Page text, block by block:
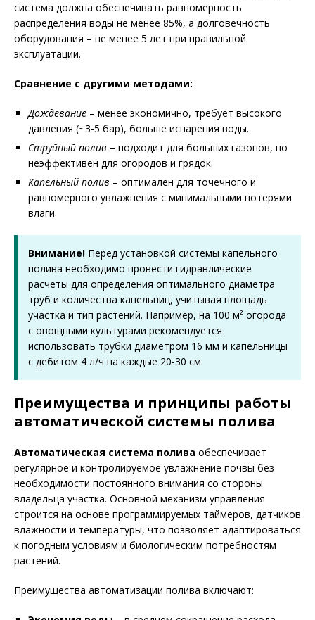
система должна обеспечивать равномерность
распределения воды не менее 85%, а долговечность
оборудования – не менее 5 лет при правильной
эксплуатации.
Сравнение с другими методами:
Дождевание – менее экономично, требует высокого
давления (~3-5 бар), больше испарения воды.
Струйный полив – подходит для больших газонов, но
неэффективен для огородов и грядок.
Капельный полив – оптимален для точечного и
равномерного увлажнения с минимальными потерями
влаги.
Внимание! Перед установкой системы капельного
полива необходимо провести гидравлические
расчеты для определения оптимального диаметра
труб и количества капельниц, учитывая площадь
участка и тип растений. Например, на 100 м² огорода
с овощными культурами рекомендуется
использовать трубки диаметром 16 мм и капельницы
с дебитом 4 л/ч на каждые 20-30 см.
Преимущества и принципы работы
автоматической системы полива
Автоматическая система полива обеспечивает
регулярное и контролируемое увлажнение почвы без
необходимости постоянного внимания со стороны
владельца участка. Основной механизм управления
строится на основе программируемых таймеров, датчиков
влажности и температуры, что позволяет адаптироваться
к погодным условиям и биологическим потребностям
растений.
Преимущества автоматизации полива включают: